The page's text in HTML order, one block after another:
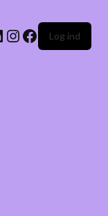
Log ind